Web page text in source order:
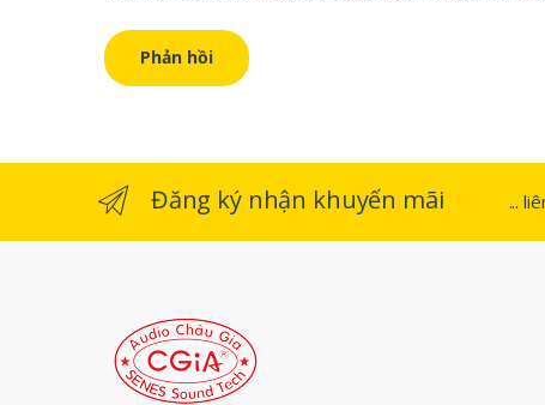
Đăng ký nhận khuyến mãi ...